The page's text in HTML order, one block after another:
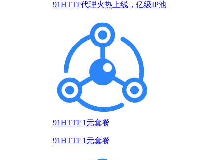
91HTTP代理火热上线，亿级IP池
91HTTP 1元套餐
91HTTP 1元套餐